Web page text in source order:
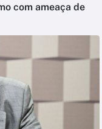
com ameaça de